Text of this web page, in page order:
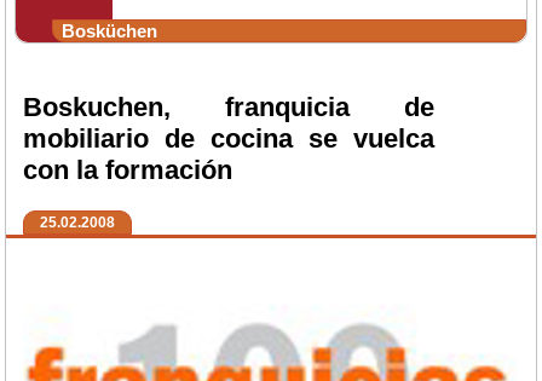
Bosküchen
Boskuchen, franquicia de
mobiliario de cocina se vuelca
con la formación
25.02.2008